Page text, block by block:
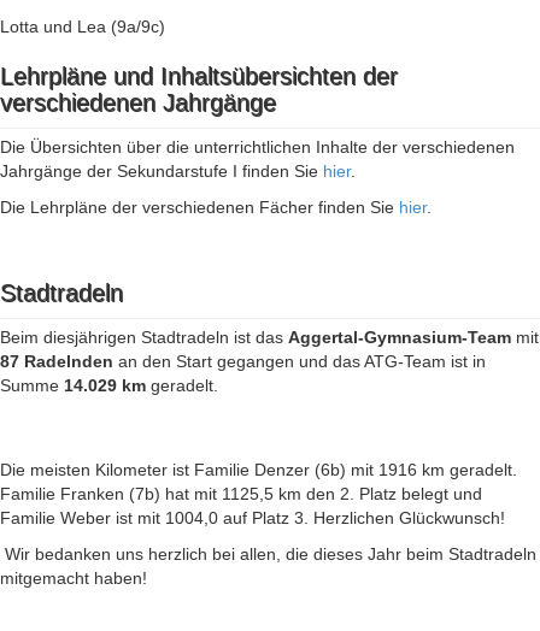
Lotta und Lea (9a/9c)
Lehrpläne und Inhaltsübersichten der
verschiedenen Jahrgänge
Die Übersichten über die unterrichtlichen Inhalte der verschiedenen
Jahrgänge der Sekundarstufe I finden Sie hier.
Die Lehrpläne der verschiedenen Fächer finden Sie hier.
Stadtradeln
Beim diesjährigen Stadtradeln ist das Aggertal-Gymnasium-Team mit
87 Radelnden an den Start gegangen und das ATG-Team ist in
Summe 14.029 km geradelt.
Die meisten Kilometer ist Familie Denzer (6b) mit 1916 km geradelt.
Familie Franken (7b) hat mit 1125,5 km den 2. Platz belegt und
Familie Weber ist mit 1004,0 auf Platz 3. Herzlichen Glückwunsch!
Wir bedanken uns herzlich bei allen, die dieses Jahr beim Stadtradeln
mitgemacht haben!